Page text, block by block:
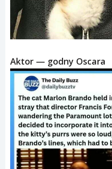
Aktor — godny Oscara